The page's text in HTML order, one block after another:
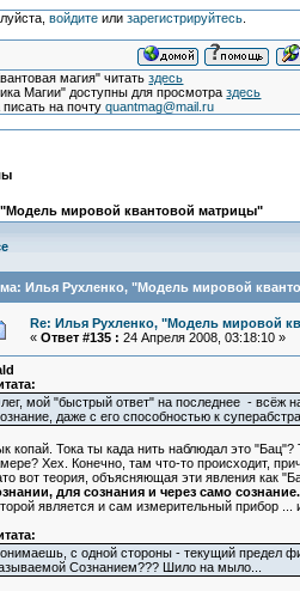
войдитеили зарегистрируйтесь.
магия" читатьздесь
Магии" доступны для просмотраздесь
на почтуquantmag@mail.ru
мировой квантовой матрицы"
Илья Рухленко, "Модель мировой
Re: Илья Рухленко, "Модель мировой
« Ответ #135 : 24 Апреля 2008, 03:18:10 »
мой "быстрый ответ" на последнее - всёж
даже с его способностью к
копай. Тока ты када нить наблюдал это
Хех. Конечно, там что-то происходит,
вот теория, объясняющая эти явления как
для сознания и через само сознание.
является и сам измерительный прибор
с одной стороны - текущий предел
Сознанием??? Шило на мыло...